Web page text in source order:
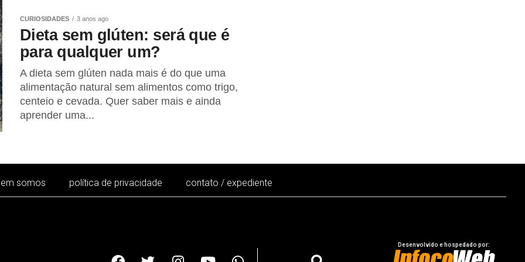
CURIOSIDADES 3 anos ago
Dieta sem glúten: será que é
para qualquer um?
A dieta sem glúten nada mais é do que uma
alimentação natural sem alimentos como trigo,
centeio e cevada. Quer saber mais e ainda
aprender uma...
somos política de privacidade contato / expediente
Desenvolvido e hospedado por: